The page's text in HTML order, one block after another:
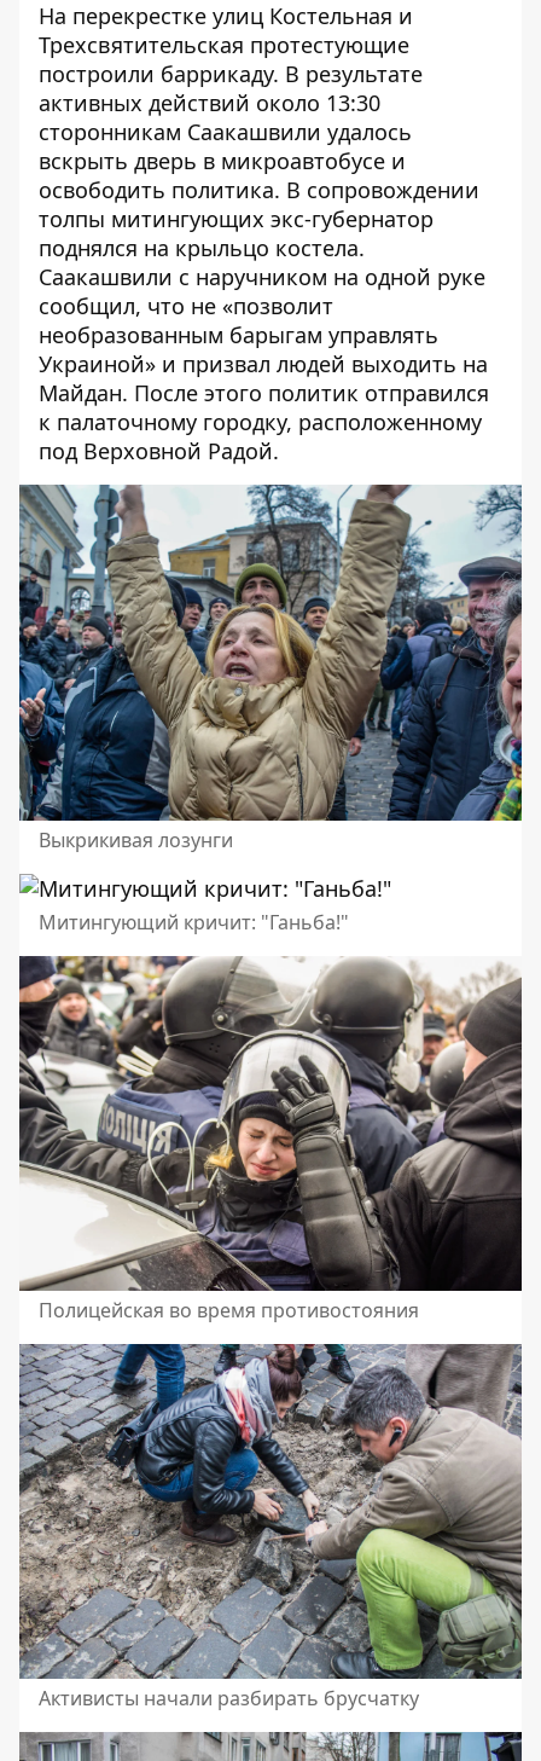
На перекрестке улиц Костельная и
Трехсвятительская протестующие
построили баррикаду. В результате
активных действий около 13:30
сторонникам Саакашвили удалось
вскрыть дверь в микроавтобусе и
освободить политика. В сопровождении
толпы митингующих экс-губернатор
поднялся на крыльцо костела.
Саакашвили с наручником на одной руке
сообщил, что не «позволит
необразованным барыгам управлять
Украиной» и призвал людей выходить на
Майдан. После этого политик отправился
к палаточному городку, расположенному
под Верховной Радой.
Выкрикивая лозунги
Митингующий кричит: "Ганьба!"
Полицейская во время противостояния
Активисты начали разбирать брусчатку